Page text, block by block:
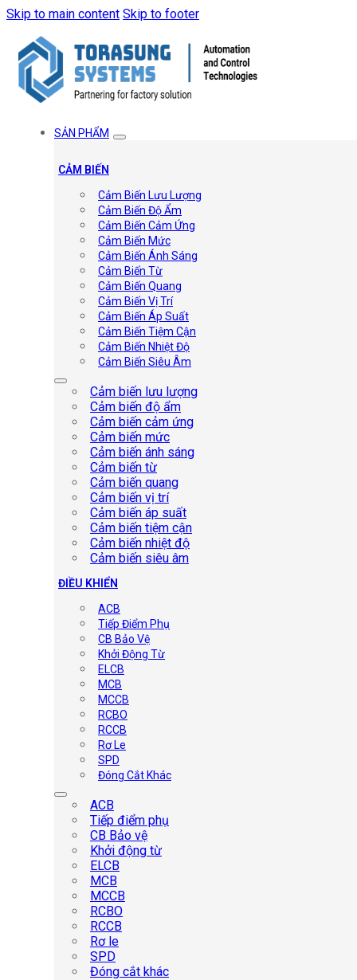
Skip to main content Skip to footer
SẢN PHẨM
CẢM BIẾN
Cảm Biến Lưu Lượng
Cảm Biến Độ Ẩm
Cảm Biến Cảm Ứng
Cảm Biến Mức
Cảm Biến Ánh Sáng
Cảm Biến Từ
Cảm Biến Quang
Cảm Biến Vị Trí
Cảm Biến Áp Suất
Cảm Biến Tiệm Cận
Cảm Biến Nhiệt Độ
Cảm Biến Siêu Âm
Cảm biến lưu lượng
Cảm biến độ ẩm
Cảm biến cảm ứng
Cảm biến mức
Cảm biến ánh sáng
Cảm biến từ
Cảm biến quang
Cảm biến vị trí
Cảm biến áp suất
Cảm biến tiệm cận
Cảm biến nhiệt độ
Cảm biến siêu âm
ĐIỀU KHIỂN
ACB
Tiếp Điểm Phụ
CB Bảo Vệ
Khởi Động Từ
ELCB
MCB
MCCB
RCBO
RCCB
Rơ Le
SPD
Đóng Cắt Khác
ACB
Tiếp điểm phụ
CB Bảo vệ
Khởi động từ
ELCB
MCB
MCCB
RCBO
RCCB
Rơ le
SPD
Đóng cắt khác